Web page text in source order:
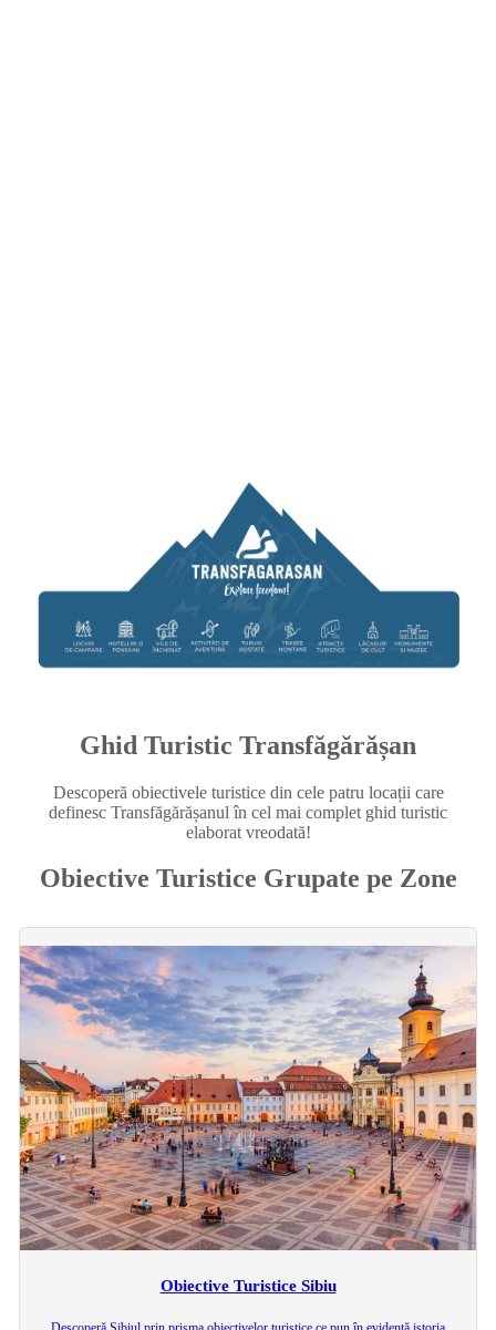
Ghid Turistic Transfăgărășan
Descoperă obiectivele turistice din cele patru locații care
definesc Transfăgărășanul în cel mai complet ghid turistic
elaborat vreodată!
Obiective Turistice Grupate pe Zone
Obiective Turistice Sibiu